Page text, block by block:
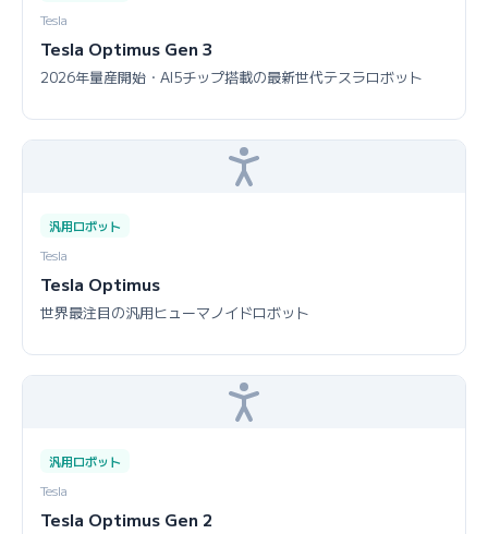
Tesla
Tesla Optimus Gen 3
2026年量産開始・AI5チップ搭載の最新世代テスラロボット
汎用ロボット
Tesla
Tesla Optimus
世界最注目の汎用ヒューマノイドロボット
汎用ロボット
Tesla
Tesla Optimus Gen 2